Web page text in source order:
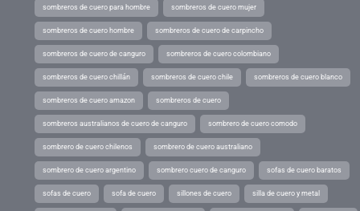
sombreros de cuero para hombre sombreros de cuero mujer
sombreros de cuero hombre sombreros de cuero de carpincho
sombreros de cuero de canguro sombreros de cuero colombiano
sombreros de cuero chillán sombreros de cuero chile sombreros de cuero blanco
sombreros de cuero amazon sombreros de cuero
sombreros australianos de cuero de canguro sombrero de cuero comodo
sombrero de cuero chilenos sombrero de cuero australiano
sombrero de cuero argentino sombrero cuero de canguro sofas de cuero baratos
sofas de cuero sofa de cuero sillones de cuero silla de cuero y metal